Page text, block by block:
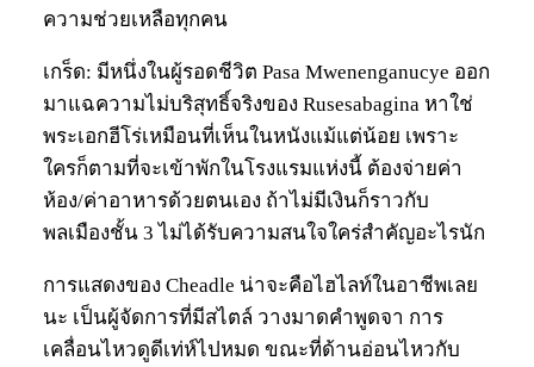
ความช่วยเหลือทุกคน
เกร็ด: มีหนึ่งในผู้รอดชีวิต Pasa Mwenenganucye ออก
มาแฉความไม่บริสุทธิ์จริงของ Rusesabagina หาใช่
พระเอกฮีโร่เหมือนที่เห็นในหนังแม้แต่น้อย เพราะ
ใครก็ตามที่จะเข้าพักในโรงแรมแห่งนี้ ต้องจ่ายค่า
ห้อง/ค่าอาหารด้วยตนเอง ถ้าไม่มีเงินก็ราวกับ
พลเมืองชั้น 3 ไม่ได้รับความสนใจใคร่สำคัญอะไรนัก
การแสดงของ Cheadle น่าจะคือไฮไลท์ในอาชีพเลย
นะ เป็นผู้จัดการที่มีสไตล์ วางมาดคำพูดจา การ
เคลื่อนไหวดูดีเท่ห์ไปหมด ขณะที่ด้านอ่อนไหวกับ